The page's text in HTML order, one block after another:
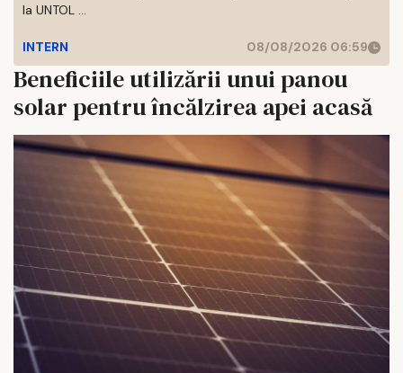
la UNTOL ...
INTERN 08/08/2026 06:59
Beneficiile utilizării unui panou
solar pentru încălzirea apei acasă